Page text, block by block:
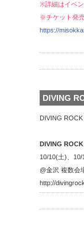
※詳細はイベン
※チケット発
https://
DIVING
DIVING ROCK
DIVING
10/10(土)、
@金沢 複数会
http://